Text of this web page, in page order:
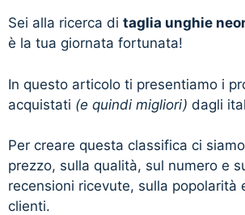
Sei alla ricerca di taglia unghie
è la tua giornata fortunata!
In questo articolo ti presentiamo i
acquistati (e quindi migliori) dagli
Per creare questa classifica ci
prezzo, sulla qualità, sul numero e
recensioni ricevute, sulla popolarità
clienti.